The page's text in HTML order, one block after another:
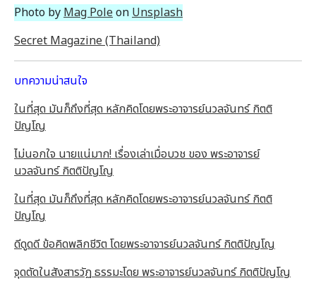
Photo by Mag Poleon Unsplash
Secret Magazine (Thailand)
บทความน่าสนใจ
ในที่สุด มันก็ถึงที่สุด หลักคิดโดยพระอาจารย์นวลจันทร์ กิตติ
ปัญโญ
ไม่นอกใจ นายแน่มาก! เรื่องเล่าเมื่อบวช ของ พระอาจารย์
นวลจันทร์ กิตติปัญโญ
ในที่สุด มันก็ถึงที่สุด หลักคิดโดยพระอาจารย์นวลจันทร์ กิตติ
ปัญโญ
ดีดูดดี ข้อคิดพลิกชีวิต โดยพระอาจารย์นวลจันทร์ กิตติปัญโญ
จุดตัดในสังสารวัฏ ธรรมะโดย พระอาจารย์นวลจันทร์ กิตติปัญโญ